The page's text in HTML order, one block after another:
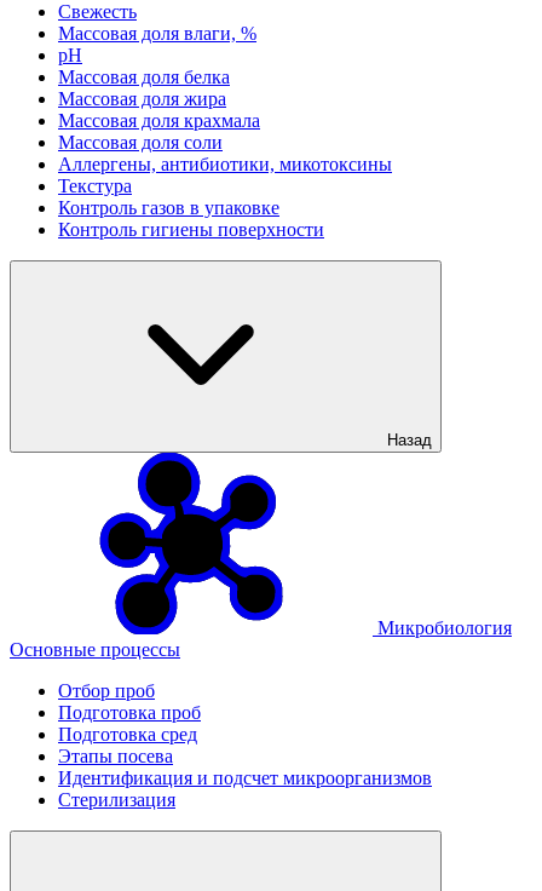
Свежесть
Массовая доля влаги, %
рН
Массовая доля белка
Массовая доля жира
Массовая доля крахмала
Массовая доля соли
Аллергены, антибиотики, микотоксины
Текстура
Контроль газов в упаковке
Контроль гигиены поверхности
Назад
Микробиология
Основные процессы
Отбор проб
Подготовка проб
Подготовка сред
Этапы посева
Идентификация и подсчет микроорганизмов
Стерилизация